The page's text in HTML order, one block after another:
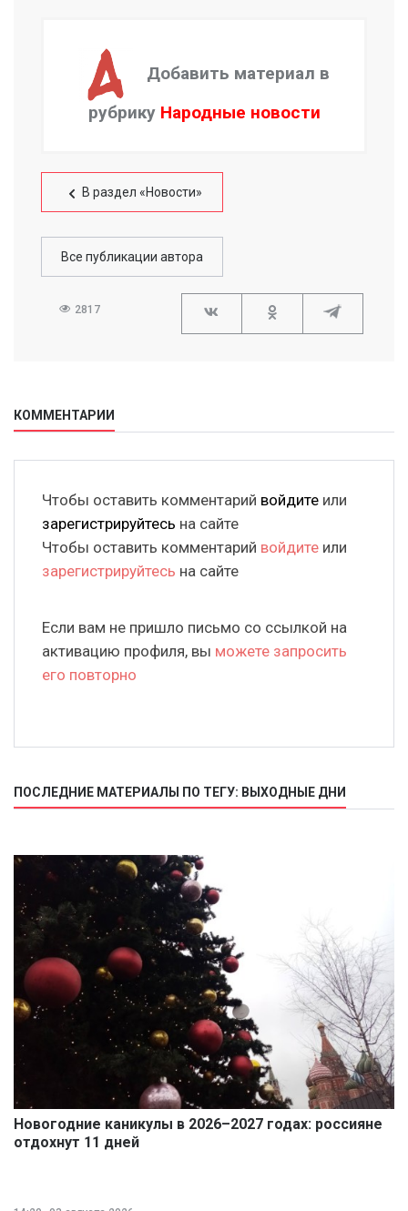
Добавить материал в
рубрику Народные новости
В раздел «Новости»
Все публикации автора
2817
КОММЕНТАРИИ
Чтобы оставить комментарий войдите или
зарегистрируйтесь на сайте
Чтобы оставить комментарий войдите или
зарегистрируйтесь на сайте
Если вам не пришло письмо со ссылкой на
активацию профиля, вы можете запросить
его повторно
ПОСЛЕДНИЕ МАТЕРИАЛЫ ПО ТЕГУ: ВЫХОДНЫЕ ДНИ
Новогодние каникулы в 2026–2027 годах: россияне
отдохнут 11 дней